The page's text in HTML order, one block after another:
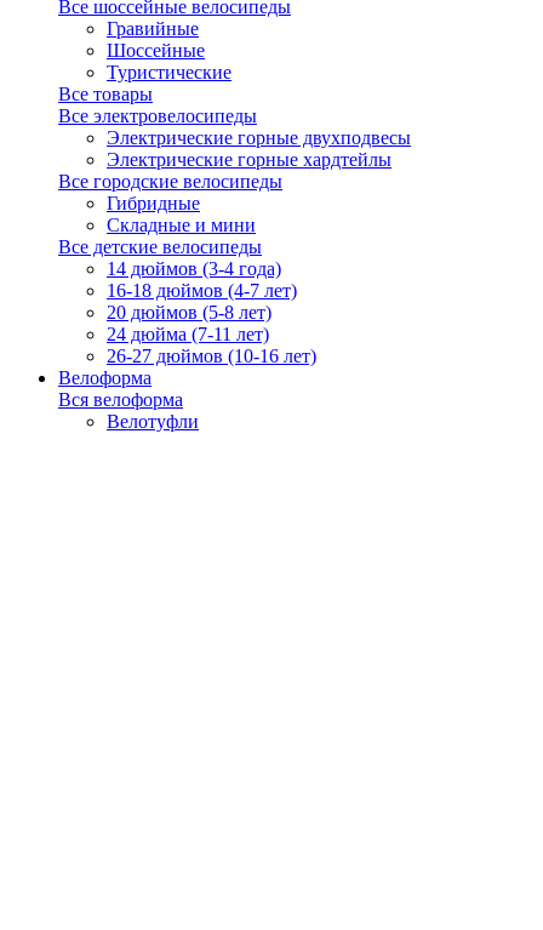
Все шоссейные велосипеды
Гравийные
Шоссейные
Туристические
Все товары
Все электровелосипеды
Электрические горные двухподвесы
Электрические горные хардтейлы
Все городские велосипеды
Гибридные
Складные и мини
Все детские велосипеды
14 дюймов (3-4 года)
16-18 дюймов (4-7 лет)
20 дюймов (5-8 лет)
24 дюйма (7-11 лет)
26-27 дюймов (10-16 лет)
Велоформа
Вся велоформа
Велотуфли